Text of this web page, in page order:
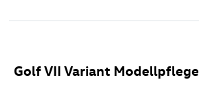
Golf VII Variant Modellpflege